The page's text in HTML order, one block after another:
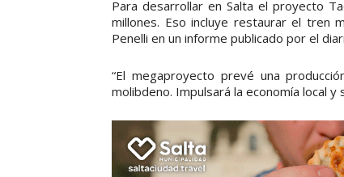
Para desarrollar en Salta el proyecto
millones. Eso incluye restaurar el tren
Penelli en un informe publicado por el
“El megaproyecto prevé una
molibdeno. Impulsará la economía local